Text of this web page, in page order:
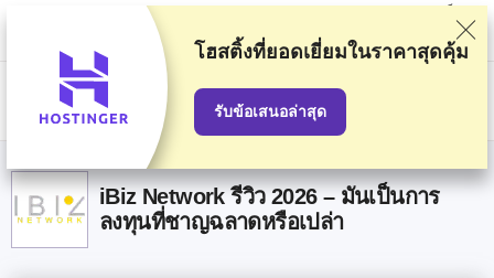
พวกเราจัดอันดับผู้ให้บริการตามการทดสอบและค้นคว้าอย่างเข้มงวด แต่ก็จะมี
การคำนึงถึงความคิดเห็นของคุณและข้อตกลงเชิงพาณิชย์ของเรากับผู้ให้
บริการด้วย หน้านี้มีลิงก์ affiliateการเปิดเผยข้อมูลการโฆษณา
iBiz Network รีวิว 2026 – มันเป็นการ
ลงทุนที่ชาญฉลาดหรือเปล่า
โฮสติ้งที่ยอดเยี่ยมในราคาสุดคุ้ม
รับข้อเสนอล่าสุด